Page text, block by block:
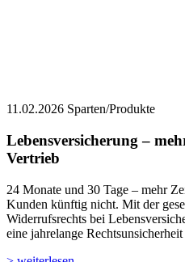
11.02.2026 Sparten/Produkte
Lebensversicherung –
Vertrieb
24 Monate und 30 Tage – mehr
Kunden künftig nicht. Mit der
Widerrufsrechts bei
eine jahrelange